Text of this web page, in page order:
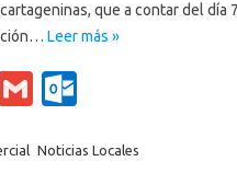
que a contar del
Leer más »
T
G
ail lo
Noticias Locales